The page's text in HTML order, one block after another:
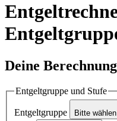
Deine Berechnung
Entgeltgruppe und Stufe
Entgeltgruppe Bitte wählen